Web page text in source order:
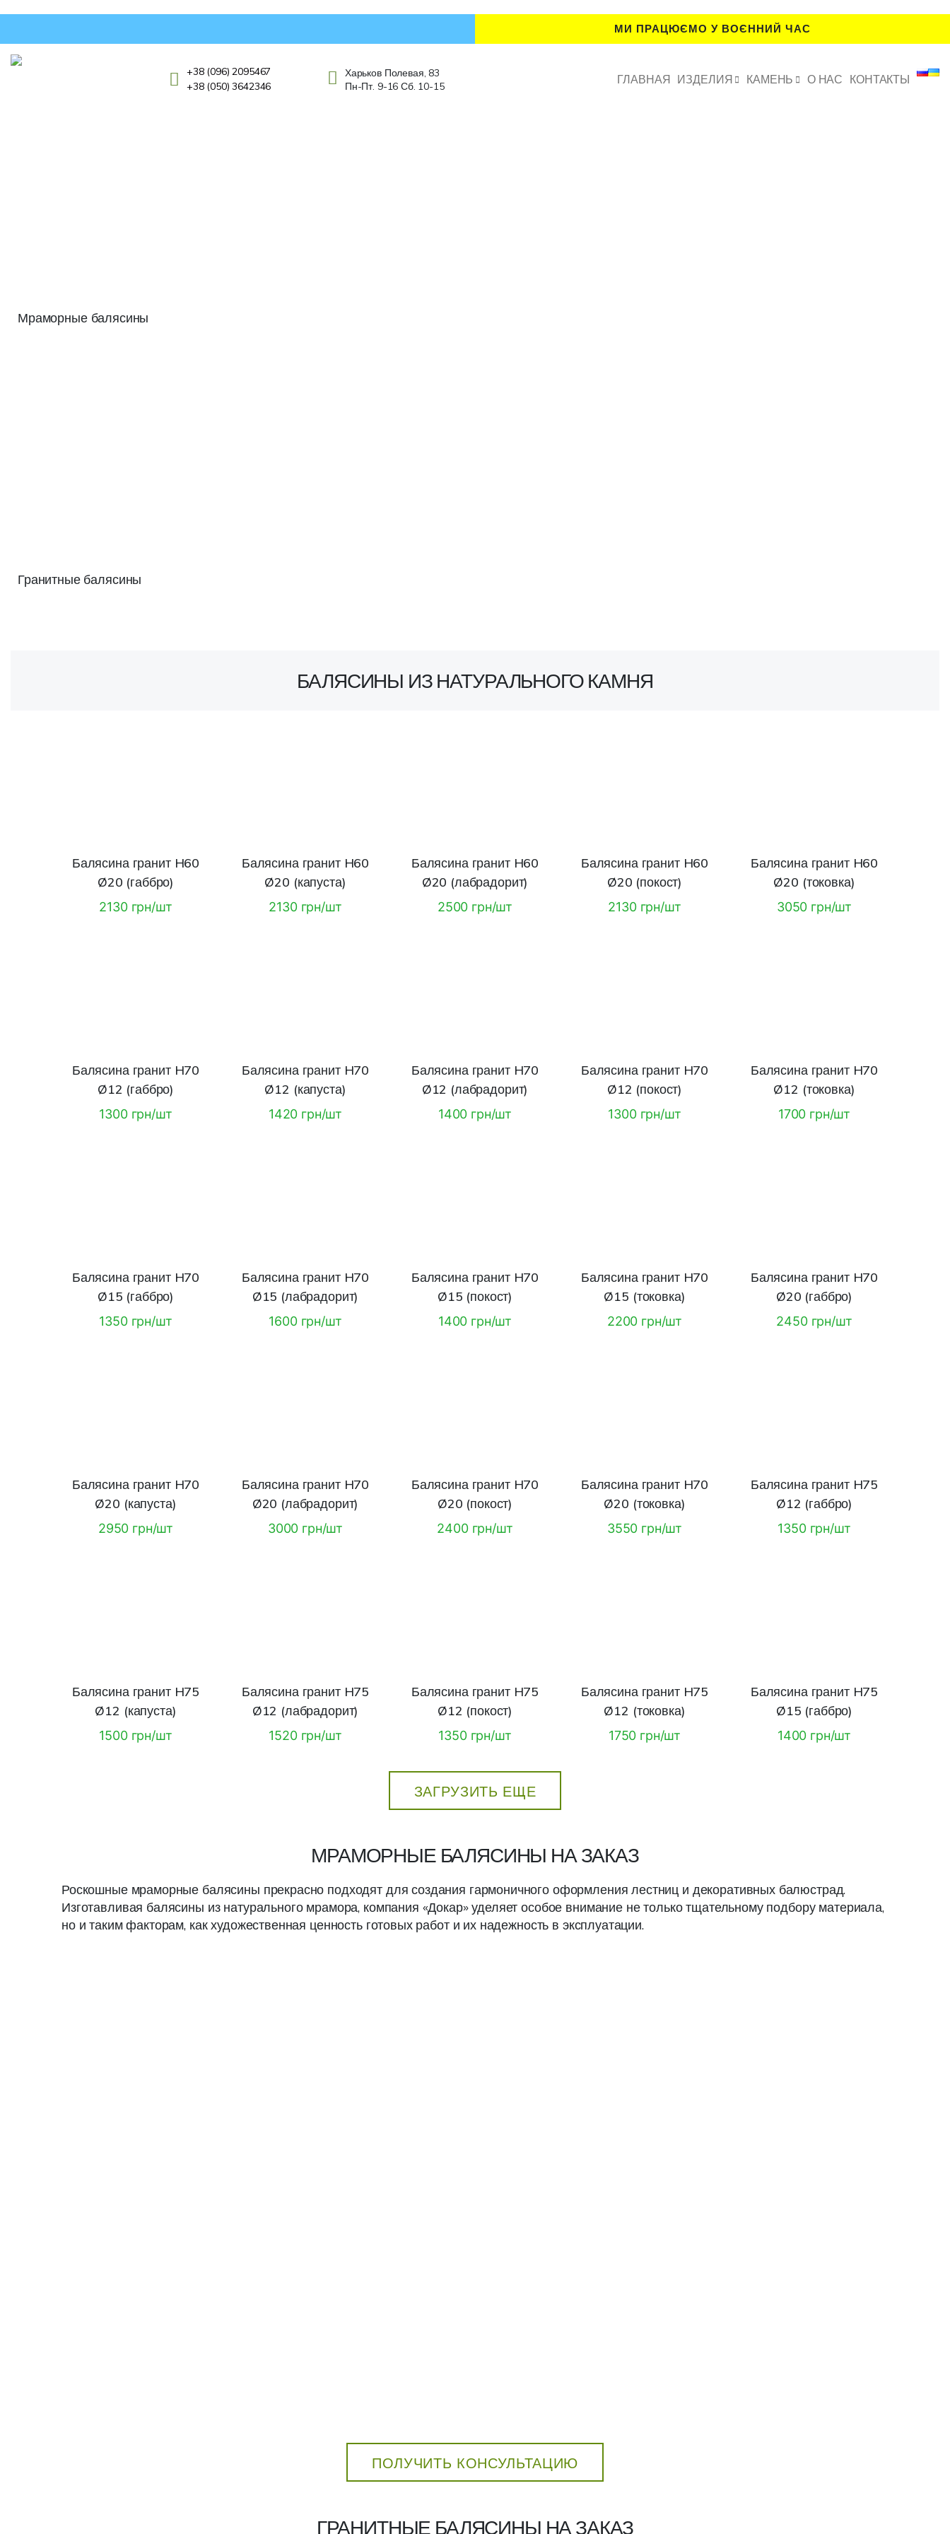
МИ ПРАЦЮЄМО У ВОЄННИЙ ЧАС
+38 (096) 2095467
+38 (050) 3642346
Харьков Полевая, 83
Пн-Пт. 9-16 Сб. 10-15
ГЛАВНАЯ ИЗДЕЛИЯ КАМЕНЬ О НАС КОНТАКТЫ
Мраморные балясины
Гранитные балясины
БАЛЯСИНЫ ИЗ НАТУРАЛЬНОГО КАМНЯ
Балясина гранит H60
Ø20 (габбро)
2130 грн/шт
Балясина гранит H60
Ø20 (капуста)
2130 грн/шт
Балясина гранит H60
Ø20 (лабрадорит)
2500 грн/шт
Балясина гранит H60
Ø20 (покост)
2130 грн/шт
Балясина гранит H60
Ø20 (токовка)
3050 грн/шт
Балясина гранит H70
Ø12 (габбро)
1300 грн/шт
Балясина гранит H70
Ø12 (капуста)
1420 грн/шт
Балясина гранит H70
Ø12 (лабрадорит)
1400 грн/шт
Балясина гранит H70
Ø12 (покост)
1300 грн/шт
Балясина гранит H70
Ø12 (токовка)
1700 грн/шт
Балясина гранит H70
Ø15 (габбро)
1350 грн/шт
Балясина гранит H70
Ø15 (лабрадорит)
1600 грн/шт
Балясина гранит H70
Ø15 (покост)
1400 грн/шт
Балясина гранит H70
Ø15 (токовка)
2200 грн/шт
Балясина гранит H70
Ø20 (габбро)
2450 грн/шт
Балясина гранит H70
Ø20 (капуста)
2950 грн/шт
Балясина гранит H70
Ø20 (лабрадорит)
3000 грн/шт
Балясина гранит H70
Ø20 (покост)
2400 грн/шт
Балясина гранит H70
Ø20 (токовка)
3550 грн/шт
Балясина гранит H75
Ø12 (габбро)
1350 грн/шт
Балясина гранит H75
Ø12 (капуста)
1500 грн/шт
Балясина гранит H75
Ø12 (лабрадорит)
1520 грн/шт
Балясина гранит H75
Ø12 (покост)
1350 грн/шт
Балясина гранит H75
Ø12 (токовка)
1750 грн/шт
Балясина гранит H75
Ø15 (габбро)
1400 грн/шт
ЗАГРУЗИТЬ ЕЩЕ
МРАМОРНЫЕ БАЛЯСИНЫ НА ЗАКАЗ
Роскошные мраморные балясины прекрасно подходят для создания гармоничного оформления лестниц и декоративных балюстрад.
Изготавливая балясины из натурального мрамора, компания «Докар» уделяет особое внимание не только тщательному подбору материала,
но и таким факторам, как художественная ценность готовых работ и их надежность в эксплуатации.
ПОЛУЧИТЬ КОНСУЛЬТАЦИЮ
ГРАНИТНЫЕ БАЛЯСИНЫ НА ЗАКАЗ